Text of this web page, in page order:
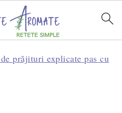
prăjituri explicate pas cu